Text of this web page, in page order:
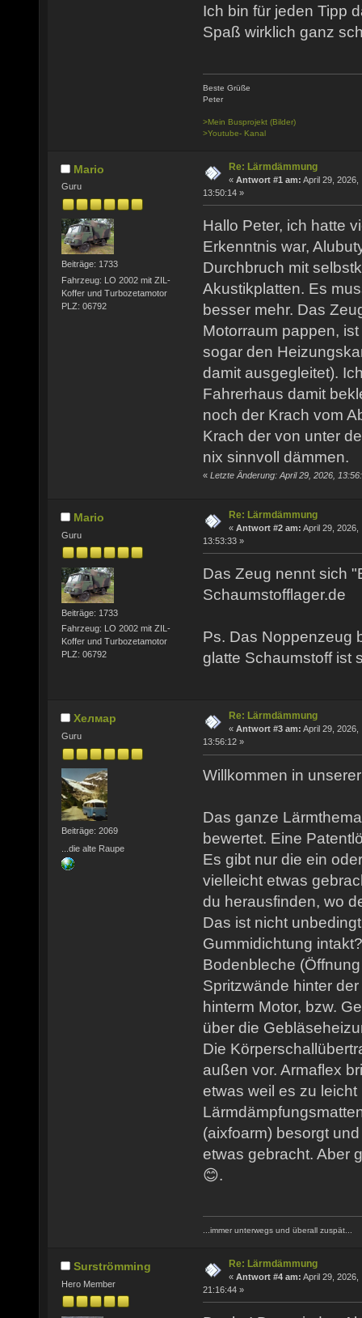
Ich bin für jeden Tipp
Spaß wirklich ganz
Beste Grüße
Peter
>Mein Busprojekt (Bilder)
>Youtube- Kanal
Mario
Guru
Beiträge: 1733
Fahrzeug: LO 2002 mit ZIL-
Koffer und Turbozetamotor
PLZ: 06792
Re: Lärmdämmung
« Antwort #1 am: April 29, 2026,
13:50:14 »
Hallo Peter, ich hatte
Erkenntnis war,
Durchbruch mit
Akustikplatten. Es
besser mehr. Das
Motorraum pappen,
sogar den
damit ausgegleitet).
Fahrerhaus damit
noch der Krach vom
Krach der von unter
nix sinnvoll dämmen.
« Letzte Änderung: April 29, 2026,
Mario
Guru
Beiträge: 1733
Fahrzeug: LO 2002 mit ZIL-
Koffer und Turbozetamotor
PLZ: 06792
Re: Lärmdämmung
« Antwort #2 am: April 29, 2026,
13:53:33 »
Das Zeug nennt sich
Schaumstofflager.de
Ps. Das Noppenzeug
glatte Schaumstoff ist
Хелмар
Guru
Beiträge: 2069
...die alte Raupe
Re: Lärmdämmung
« Antwort #3 am: April 29, 2026,
13:56:12 »
Willkommen in
Das ganze
bewertet. Eine
Es gibt nur die ein
vielleicht etwas
du herausfinden, wo
Das ist nicht
Gummidichtung
Bodenbleche
Spritzwände hinter
hinterm Motor, bzw.
über die
Die
außen vor. Armaflex
etwas weil es zu
(aixfoarm) besorgt
etwas gebracht. Aber
😊.
...immer unterwegs und überall zuspät...
Surströmming
Hero Member
Re: Lärmdämmung
« Antwort #4 am: April 29, 2026,
21:16:44 »